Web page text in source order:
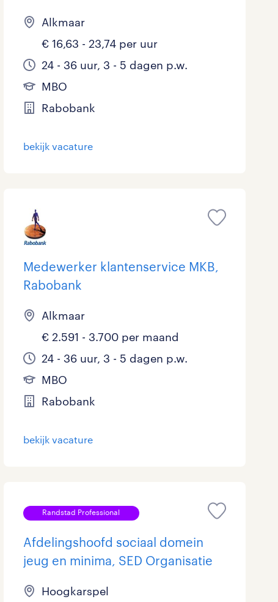
Alkmaar
€ 16,63 - 23,74 per uur
24 - 36 uur, 3 - 5 dagen p.w.
MBO
Rabobank
bekijk vacature
Medewerker klantenservice MKB,
Rabobank
Alkmaar
€ 2.591 - 3.700 per maand
24 - 36 uur, 3 - 5 dagen p.w.
MBO
Rabobank
bekijk vacature
Randstad Professional
Afdelingshoofd sociaal domein
jeug en minima, SED Organisatie
Hoogkarspel